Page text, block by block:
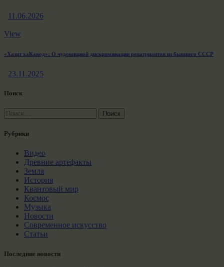
11.06.2026
View
«Хазит хаКавод»: О чудовищной дискриминации репатриантов из бывшего СССР
23.11.2025
Поиск
Найти:
Рубрики
Видео
Древние артефакты
Земля
История
Квантовый мир
Космос
Музыка
Новости
Современное искусство
Статьи
Последние новости